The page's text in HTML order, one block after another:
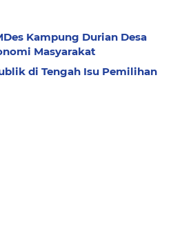
Kampung Durian Desa
Masyarakat
di Tengah Isu Pemilihan